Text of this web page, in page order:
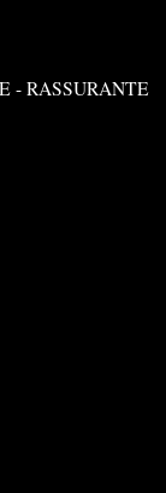
- RASSURANTE